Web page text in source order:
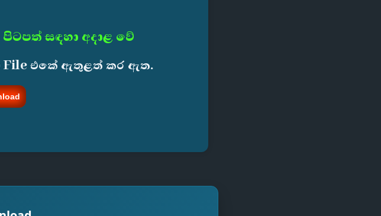
සඳහා අදාළ වේ
File එකේ ඇතුළත් කර ඇත.